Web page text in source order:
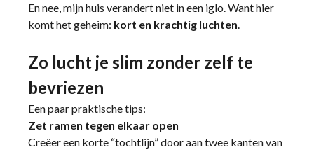
En nee, mijn huis verandert niet in een iglo. Want hier
komt het geheim: kort en krachtig luchten.
Zo lucht je slim zonder zelf te
bevriezen
Een paar praktische tips:
Zet ramen tegen elkaar open
Creëer een korte “tochtlijn” door aan twee kanten van